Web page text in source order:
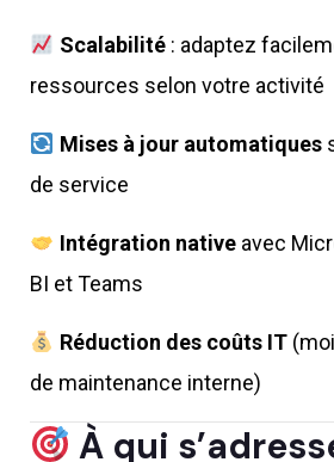
Scalabilité: adaptez
ressources selon votre activité
Mises à jour automatiques
de service
Intégration nativeavec
BI et Teams
Réduction des coûts IT
de maintenance interne)
À qui